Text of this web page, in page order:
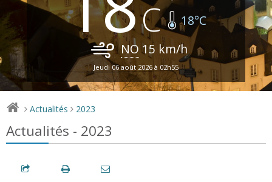
18°C
NO 15 km/h
Jeudi 06 août 2026 à 02h55
> Actualités > 2023
Actualités - 2023